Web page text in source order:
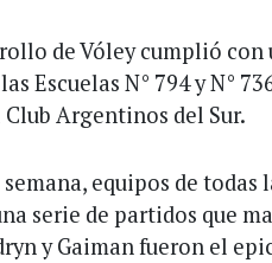
de Vóley cumplió con
Escuelas N° 794 y N°
Argentinos del Sur.
equipos de todas
serie de partidos que
y Gaiman fueron el